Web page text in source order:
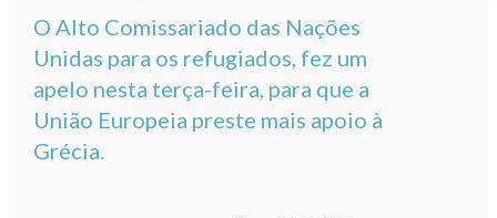
O Alto Comissariado das Nações
Unidas para os refugiados, fez um
apelo nesta terça-feira, para que a
União Europeia preste mais apoio à
Grécia.